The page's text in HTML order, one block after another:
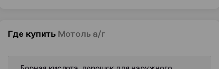
Где купить Мотоль а/г